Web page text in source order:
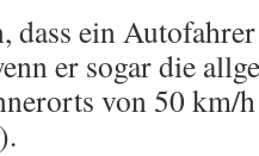
dass ein
er sogar die
von 50 km/